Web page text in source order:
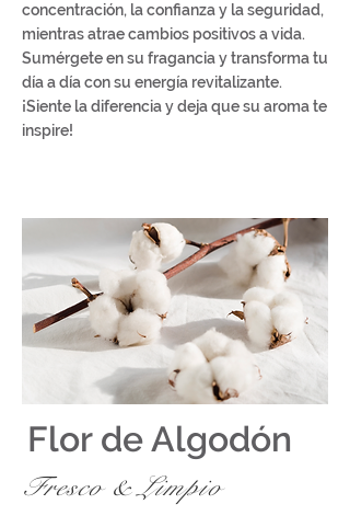
concentración, la confianza y la seguridad,
mientras atrae cambios positivos a vida.
Sumérgete en su fragancia y transforma tu
día a día con su energía revitalizante.
¡Siente la diferencia y deja que su aroma te
inspire!
Fresco &Limpio
Flor de Algodón